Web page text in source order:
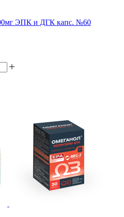
ЭПК и ДГК капс. №60